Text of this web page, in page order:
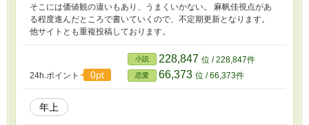
そこには価値観の違いもあり、うまくいかない。 麻帆佳視点があ
る程度進んだところで書いていくので、不定期更新となります。
他サイトとも重複投稿しております。
24h.ポイント 0pt
小説 228,847 位 / 228,847件
恋愛 66,373 位 / 66,373件
年上